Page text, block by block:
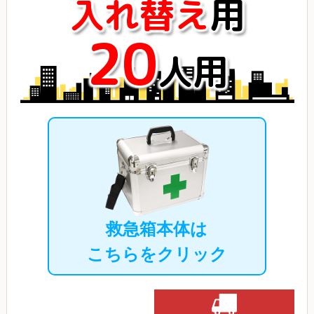
入れ替え用
20人用
救急箱本体は
こちらをクリック